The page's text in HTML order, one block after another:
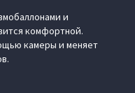
и
комфортной.
камеры и меняет